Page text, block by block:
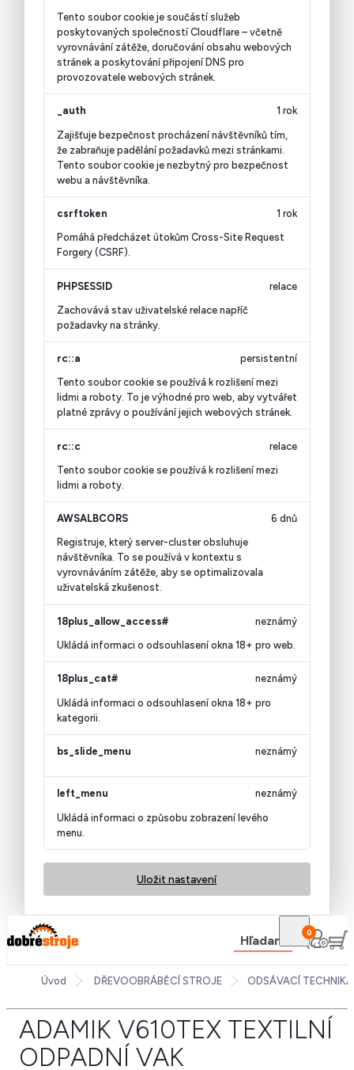
Tento soubor cookie je součástí služeb
poskytovaných společností Cloudflare – včetně
vyrovnávání zátěže, doručování obsahu webových
stránek a poskytování připojení DNS pro
provozovatele webových stránek.
_auth
Zajišťuje bezpečnost procházení návštěvníků tím,
že zabraňuje padělání požadavků mezi stránkami.
Tento soubor cookie je nezbytný pro bezpečnost
webu a návštěvníka.
1 rok
csrftoken
Pomáhá předcházet útokům Cross-Site Request
Forgery (CSRF).
1 rok
PHPSESSID
Zachovává stav uživatelské relace napříč
požadavky na stránky.
relace
rc::a
Tento soubor cookie se používá k rozlišení mezi
lidmi a roboty. To je výhodné pro web, aby vytvářet
platné zprávy o používání jejich webových stránek.
persistentní
rc::c
Tento soubor cookie se používá k rozlišení mezi
lidmi a roboty.
relace
AWSALBCORS
Registruje, který server-cluster obsluhuje
návštěvníka. To se používá v kontextu s
vyrovnáváním zátěže, aby se optimalizovala
uživatelská zkušenost.
6 dnů
18plus_allow_access#
Ukládá informaci o odsouhlasení okna 18+ pro web.
neznámý
18plus_cat#
Ukládá informaci o odsouhlasení okna 18+ pro
kategorii.
neznámý
bs_slide_menu neznámý
left_menu
Ukládá informaci o způsobu zobrazení levého
menu.
neznámý
Uložit nastavení
Hľadanie
0
Úvod DŘEVOOBRÁBĚCÍ STROJE ODSÁVACÍ TECHNIKA
ADAMIK V610TEX TEXTILNÍ
ODPADNÍ VAK